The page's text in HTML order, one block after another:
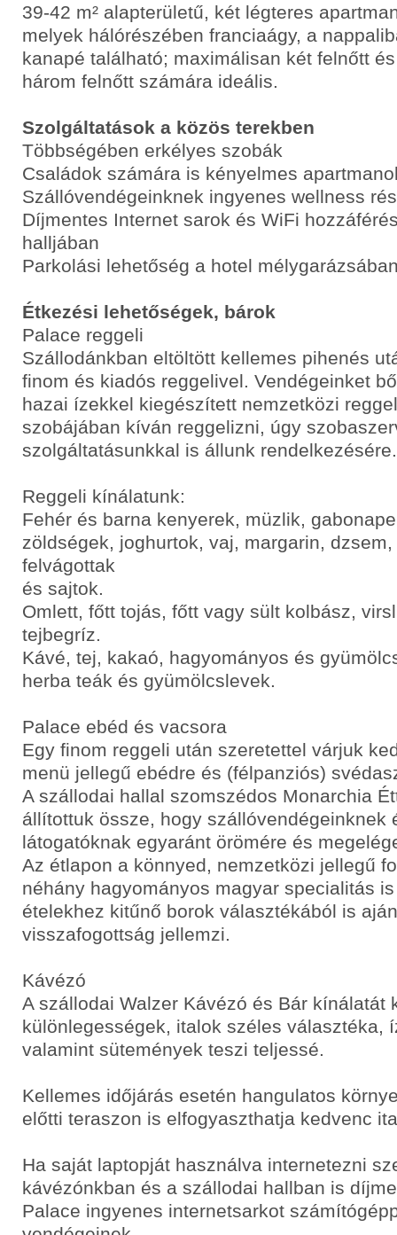
39-42 m² alapterületű, két légteres
melyek hálórészében franciaágy, a
kanapé található; maximálisan két felnőtt
három felnőtt számára ideális.
Szolgáltatások a közös terekben
Többségében erkélyes szobák
Családok számára is kényelmes
Szállóvendégeinknek ingyenes wellness
Díjmentes Internet sarok és WiFi
halljában
Parkolási lehetőség a hotel
Étkezési lehetőségek, bárok
Palace reggeli
Szállodánkban eltöltött kellemes pihenés
finom és kiadós reggelivel. Vendégeinket
hazai ízekkel kiegészített nemzetközi
szobájában kíván reggelizni, úgy
szolgáltatásunkkal is állunk rendelkezésére.
Reggeli kínálatunk:
Fehér és barna kenyerek, müzlik,
zöldségek, joghurtok, vaj, margarin,
felvágottak
és sajtok.
Omlett, főtt tojás, főtt vagy sült kolbász,
tejbegríz.
Kávé, tej, kakaó, hagyományos és
herba teák és gyümölcslevek.
Palace ebéd és vacsora
Egy finom reggeli után szeretettel várjuk
menü jellegű ebédre és (félpanziós)
A szállodai hallal szomszédos Monarchia
állítottuk össze, hogy szállóvendégeinknek
látogatóknak egyaránt örömére és
Az étlapon a könnyed, nemzetközi jellegű
néhány hagyományos magyar specialitás
ételekhez kitűnő borok választékából is
visszafogottság jellemzi.
Kávézó
A szállodai Walzer Kávézó és Bár kínálatát
különlegességek, italok széles választéka,
valamint sütemények teszi teljessé.
Kellemes időjárás esetén hangulatos
előtti teraszon is elfogyaszthatja kedvenc
Ha saját laptopját használva internetezni
kávézónkban és a szállodai hallban is
Palace ingyenes internetsarkot